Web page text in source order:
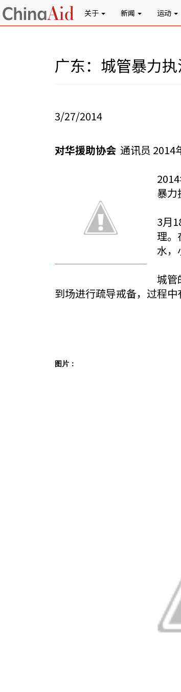
关于 新闻 运动
广东：城管暴力
3/27/2014
对华援助协会 通讯员 2014
暴力
3月
理。
水，
城管
到场进行疏导戒备，过程
图片：